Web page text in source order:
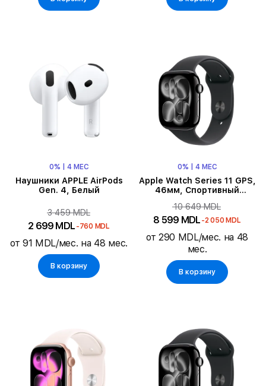
0% | 4 МЕС
Наушники APPLE AirPods
Gen. 4, Белый
3 459 MDL
2 699 MDL -760 MDL
от 91 MDL/мес. на 48 мес.
В корзину
0% | 4 МЕС
Apple Watch Series 11 GPS,
46мм, Спортивный
Jet Black Aluminium
10 649 MDL
8 599 MDL -2 050 MDL
от 290 MDL/мес. на 48
мес.
В корзину